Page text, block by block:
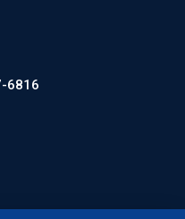
6816